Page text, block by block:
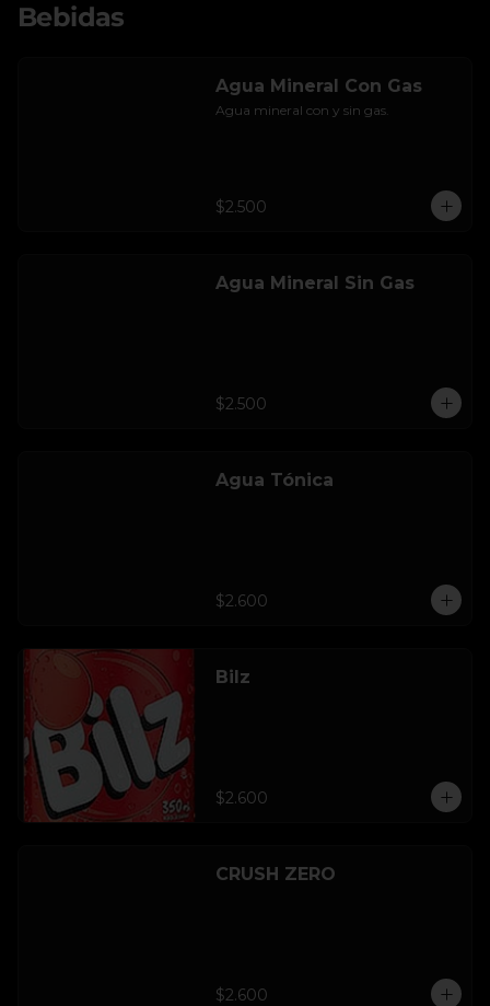
Bebidas
Agua Mineral Con Gas
Agua mineral con y sin gas.
$2.500
Agua Mineral Sin Gas
$2.500
Agua Tónica
$2.600
Bilz
$2.600
CRUSH ZERO
$2.600